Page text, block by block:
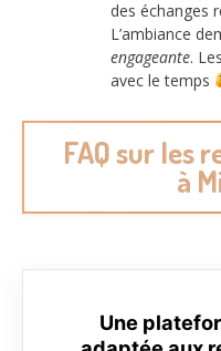
des échanges
L’ambiance
engageante.
avec le temps
FAQ sur les
à
Une